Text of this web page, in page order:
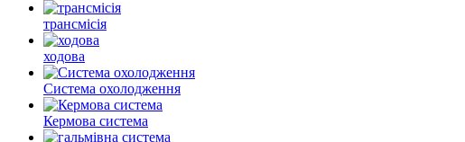
трансмісія
ходова
Система охолодження
Кермова система